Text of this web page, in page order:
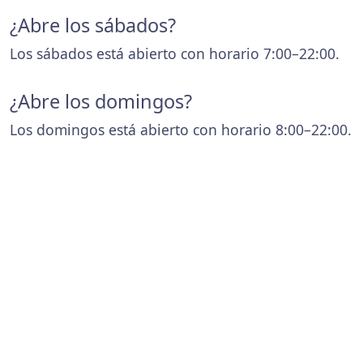
¿Abre los sábados?
Los sábados está abierto con horario 7:00–22:00.
¿Abre los domingos?
Los domingos está abierto con horario 8:00–22:00.